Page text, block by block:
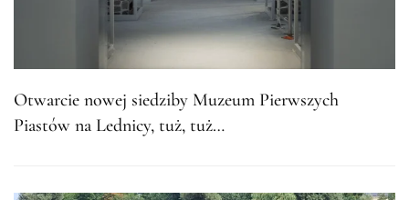
Otwarcie nowej siedziby Muzeum Pierwszych
Piastów na Lednicy, tuż, tuż…